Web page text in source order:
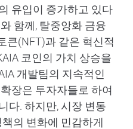
유입이 증가하고 있다
함께, 탈중앙화 금융
큰(NFT)과 같은 혁신적
코인의 가치 상승을
개발팀의 지속적인
장은 투자자들로 하여
다. 하지만, 시장 변동
의 변화에 민감하게